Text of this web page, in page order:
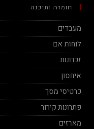
חומרה ותוכנה
מעבדים
לוחות אם
זכרונות
איחסון
כרטיסי מסך
פתרונות קירור
מארזים